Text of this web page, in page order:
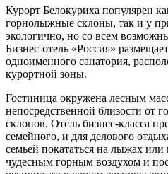
Курорт Белокуриха популярен
горнолыжные склоны, так и у
экологично, но со всем
Бизнес-отель «Россия»
одноименного санатория,
курортной зоны.
Гостиница окружена лесным
непосредственной близости от
склонов. Отель бизнес-класса
семейного, и для делового
семьей покататься на лыжах
чудесным горным воздухом и